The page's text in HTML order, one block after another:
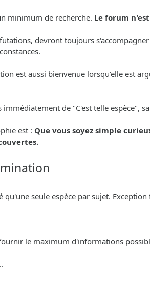
minimum de recherche. Le forum
devront toujours
est aussi bienvenue lorsqu'elle est
de "C'est telle espèce",
est : Que vous soyez simple
seule espèce par sujet.
le maximum d'informations